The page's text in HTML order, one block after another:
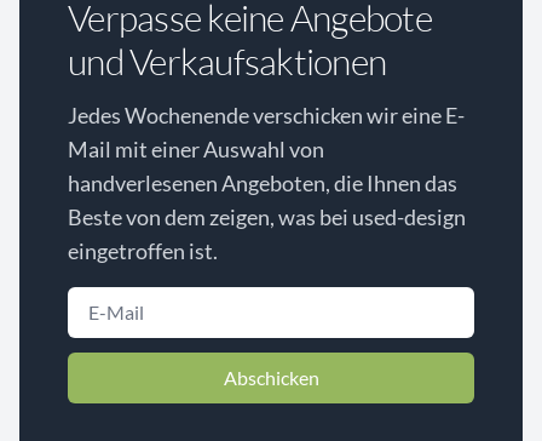
Verpasse keine Angebote
und Verkaufsaktionen
Jedes Wochenende verschicken wir eine E-
Mail mit einer Auswahl von
handverlesenen Angeboten, die Ihnen das
Beste von dem zeigen, was bei used-design
eingetroffen ist.
Abschicken